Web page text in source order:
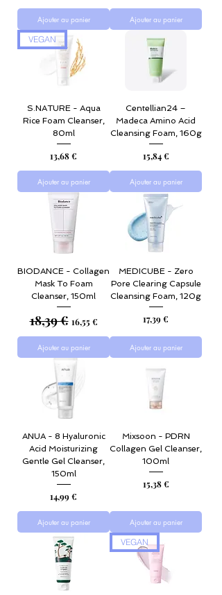
Ajouter au panier
Ajouter au panier
VEGAN
S.NATURE - Aqua
Rice Foam Cleanser,
80ml
Prix
13,68 €
Ajouter au panier
Centellian24 –
Madeca Amino Acid
Cleansing Foam, 160g
Prix
15,84 €
Ajouter au panier
BIODANCE - Collagen
Mask To Foam
Cleanser, 150ml
Prix original
18,39 € Prix promotionnel
16,55 €
Ajouter au panier
MEDICUBE - Zero
Pore Clearing Capsule
Cleansing Foam, 120g
Prix
17,39 €
Ajouter au panier
ANUA - 8 Hyaluronic
Acid Moisturizing
Gentle Gel Cleanser,
150ml
Prix
14,99 €
Ajouter au panier
Mixsoon - PDRN
Collagen Gel Cleanser,
100ml
Prix
15,38 €
Ajouter au panier
VEGAN